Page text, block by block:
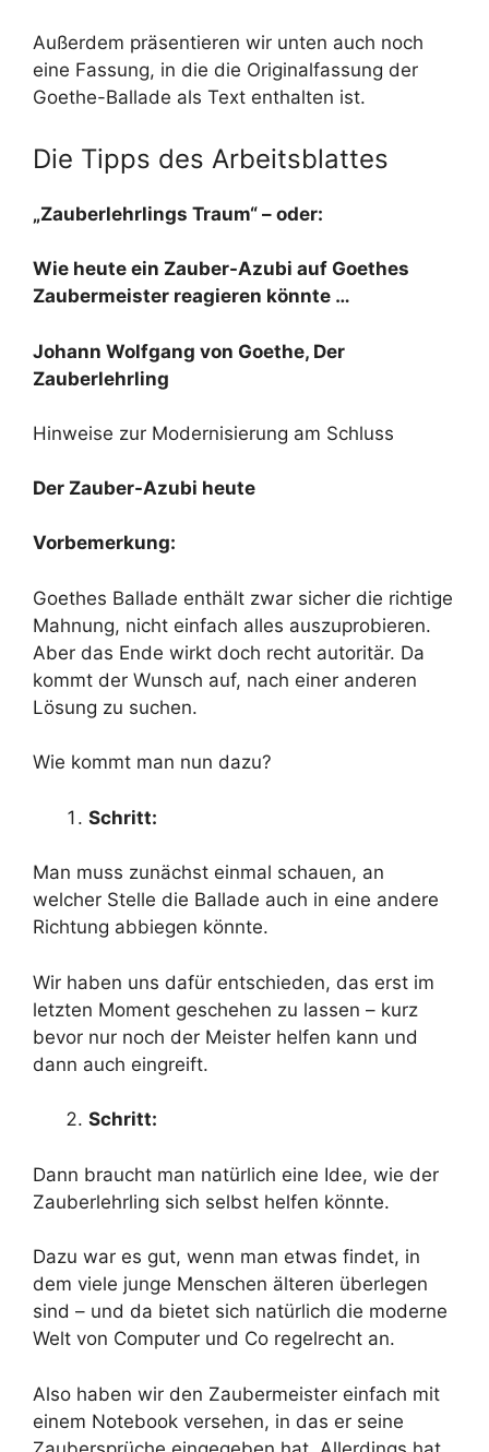
Außerdem präsentieren wir unten auch noch
eine Fassung, in die die Originalfassung der
Goethe-Ballade als Text enthalten ist.
Die Tipps des Arbeitsblattes
„Zauberlehrlings Traum“ – oder:
Wie heute ein Zauber-Azubi auf Goethes
Zaubermeister reagieren könnte …
Johann Wolfgang von Goethe, Der
Zauberlehrling
Hinweise zur Modernisierung am Schluss
Der Zauber-Azubi heute
Vorbemerkung:
Goethes Ballade enthält zwar sicher die richtige
Mahnung, nicht einfach alles auszuprobieren.
Aber das Ende wirkt doch recht autoritär. Da
kommt der Wunsch auf, nach einer anderen
Lösung zu suchen.
Wie kommt man nun dazu?
Schritt:
Man muss zunächst einmal schauen, an
welcher Stelle die Ballade auch in eine andere
Richtung abbiegen könnte.
Wir haben uns dafür entschieden, das erst im
letzten Moment geschehen zu lassen – kurz
bevor nur noch der Meister helfen kann und
dann auch eingreift.
Schritt:
Dann braucht man natürlich eine Idee, wie der
Zauberlehrling sich selbst helfen könnte.
Dazu war es gut, wenn man etwas findet, in
dem viele junge Menschen älteren überlegen
sind – und da bietet sich natürlich die moderne
Welt von Computer und Co regelrecht an.
Also haben wir den Zaubermeister einfach mit
einem Notebook versehen, in das er seine